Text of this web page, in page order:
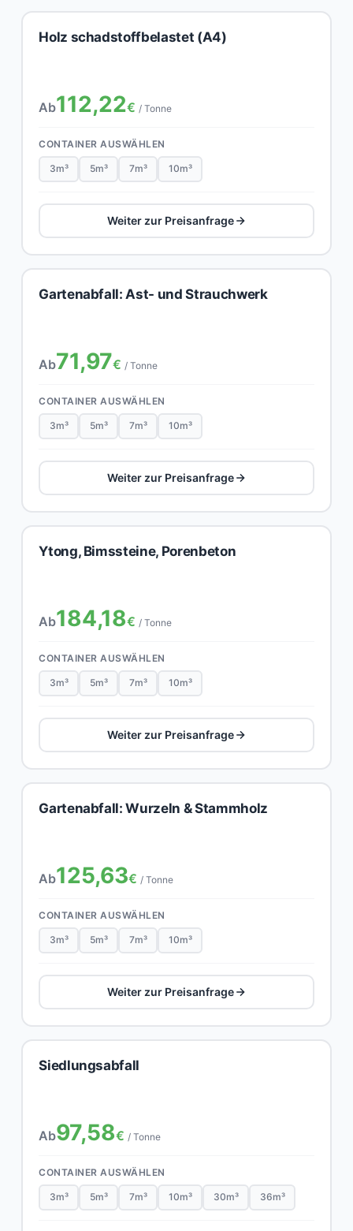
Holz schadstoffbelastet (A4)
Ab112,22€ / Tonne
CONTAINER AUSWÄHLEN
3m³ 5m³ 7m³ 10m³
Weiter zur Preisanfrage
Gartenabfall: Ast- und Strauchwerk
Ab71,97€ / Tonne
CONTAINER AUSWÄHLEN
3m³ 5m³ 7m³ 10m³
Weiter zur Preisanfrage
Ytong, Bimssteine, Porenbeton
Ab184,18€ / Tonne
CONTAINER AUSWÄHLEN
3m³ 5m³ 7m³ 10m³
Weiter zur Preisanfrage
Gartenabfall: Wurzeln & Stammholz
Ab125,63€ / Tonne
CONTAINER AUSWÄHLEN
3m³ 5m³ 7m³ 10m³
Weiter zur Preisanfrage
Siedlungsabfall
Ab97,58€ / Tonne
CONTAINER AUSWÄHLEN
3m³ 5m³ 7m³ 10m³ 30m³ 36m³